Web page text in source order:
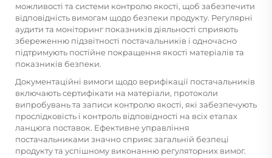
можливості та системи контролю якості, щоб забезпечити
відповідність вимогам щодо безпеки продукту. Регулярні
аудити та моніторинг показників діяльності сприяють
збереженню підзвітності постачальників і одночасно
підтримують постійне покращення якості матеріалів та
показників безпеки.
Документаційні вимоги щодо верифікації постачальників
включають сертифікати на матеріали, протоколи
випробувань та записи контролю якості, які забезпечують
прослідковість і контроль відповідності на всіх етапах
ланцюга поставок. Ефективне управління
постачальниками значно сприяє загальній безпеці
продукту та успішному виконанню регуляторних вимог.